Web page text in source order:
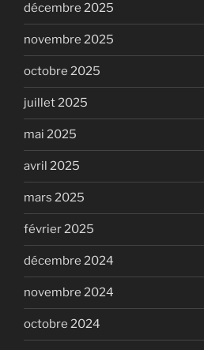
décembre 2025
novembre 2025
octobre 2025
juillet 2025
mai 2025
avril 2025
mars 2025
février 2025
décembre 2024
novembre 2024
octobre 2024